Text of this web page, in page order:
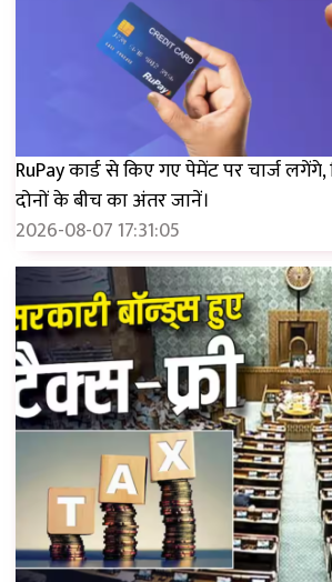
RuPay कार्ड से किए गए पेमेंट पर चार्ज लगेंगे,
दोनों के बीच का अंतर जानें।
2026-08-07 17:31:05